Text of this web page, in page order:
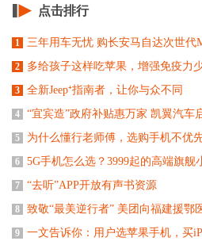
点击排行
1 三年用车无忧 购长安马自达次世代
2 多给孩子这样吃苹果，增强免疫力
3 全新Jeep⁺指南者，让你与众不同
4 “宜宾造”政府补贴惠万家 凯翼汽车
5 为什么懂行老师傅，选购手机不优
6 5G手机怎么选？3999起的高端旗舰
7 “去听”APP开放有声书资源
8 致敬“最美逆行者” 美团向福建援鄂
9 一文告诉你：用户选苹果手机，买